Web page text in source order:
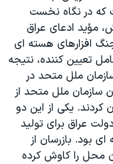
که در نگاه نخست
مؤيد ادعای عراق
افزارهای هسته ای
تعيين کننده، نتيجه
ملل متحد در
سازمان ملل متحد از
يکی از اين دو
دولت عراق برای توليد
بود. بازرسان از
محل را کاوش کرده